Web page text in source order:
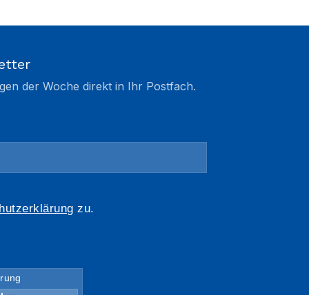
der Woche direkt in Ihr Postfach.